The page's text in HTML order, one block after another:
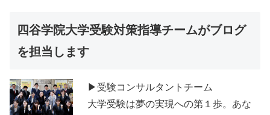
四谷学院大学受験対策指導チームがブログ
を担当します
▶受験コンサルタントチーム
大学受験は夢の実現への第１歩。あな